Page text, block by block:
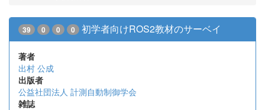
39 0 0 0 初学者向けROS2教材のサーベイ
著者
出村 公成
出版者
公益社団法人 計測自動制御学会
雑誌